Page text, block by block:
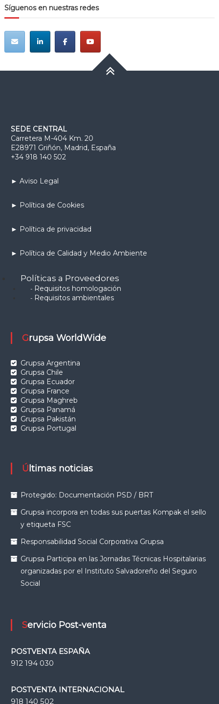
Síguenos en nuestras redes
SEDE CENTRAL
Carretera M-404 Km. 20
E28971 Griñón, Madrid, España
+34 918 140 502
► Aviso Legal
► Política de Cookies
► Política de privacidad
► Política de Calidad y Medio Ambiente
Políticas a Proveedores
- Requisitos homologación
- Requisitos ambientales
Grupsa WorldWide
Grupsa Argentina
Grupsa Chile
Grupsa Ecuador
Grupsa France
Grupsa Maghreb
Grupsa Panamá
Grupsa Pakistán
Grupsa Portugal
Últimas noticias
Protegido: Documentación PSD / BRT
Grupsa incorpora en todas sus puertas Kompak el sello
y etiqueta FSC
Responsabilidad Social Corporativa Grupsa
Grupsa Participa en las Jornadas Técnicas Hospitalarias
organizadas por el Instituto Salvadoreño del Seguro
Social
Servicio Post-venta
POSTVENTA ESPAÑA
912 194 030
POSTVENTA INTERNACIONAL
918 140 502